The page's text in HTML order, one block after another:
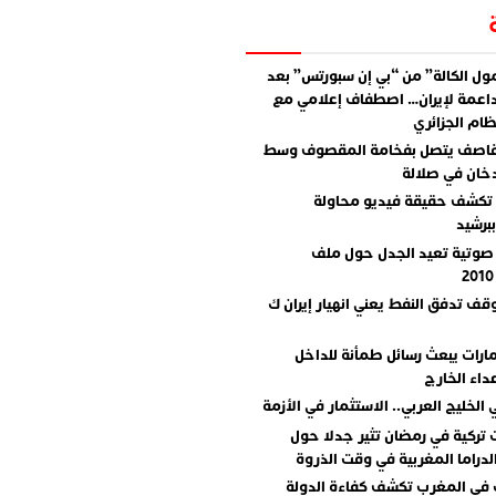
الكالة” من “بي إن سبورتس” بعد
لإيران… اصطفاف إعلامي مع
الجزائري
يتصل بفخامة المقصوف وسط
في صلالة
تكشف حقيقة فيديو محاولة
صوتية تعيد الجدل حول ملف
تدفق النفط يعني انهيار إيران ك
يبعث رسائل طمأنة للداخل
الخارج
الخليج العربي.. الاستثمار في الأزمة
في رمضان تثير جدلا حول
المغربية في وقت الذروة
في المغرب تكشف كفاءة الدولة